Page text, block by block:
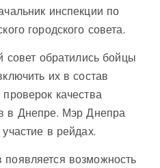
инспекции по
городского совета.
совет обратились бойцы
их в состав
качества
в Днепре. Мэр Днепра
в рейдах.
возможность